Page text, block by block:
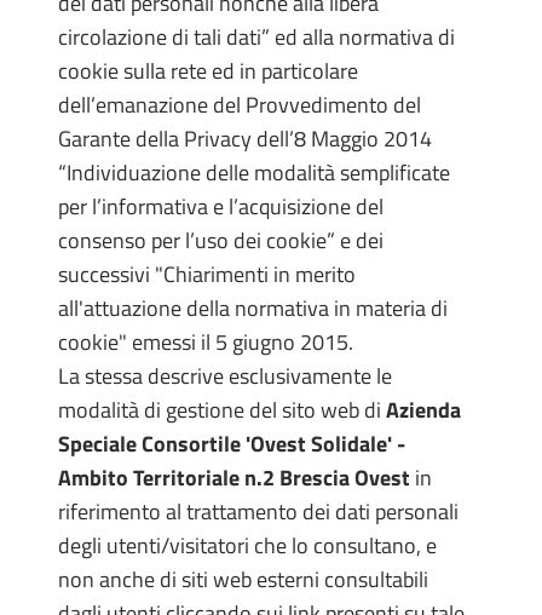
circolazione di tali dati” ed alla normativa di
cookie sulla rete ed in particolare
dell’emanazione del Provvedimento del
Garante della Privacy dell’8 Maggio 2014
“Individuazione delle modalità semplificate
per l’informativa e l’acquisizione del
consenso per l’uso dei cookie” e dei
successivi "Chiarimenti in merito
all'attuazione della normativa in materia di
cookie" emessi il 5 giugno 2015.
La stessa descrive esclusivamente le
modalità di gestione del sito web diAzienda
Speciale Consortile 'Ovest Solidale' -
Ambito Territoriale n.2 Brescia Ovest in
riferimento al trattamento dei dati personali
degli utenti/visitatori che lo consultano, e
non anche di siti web esterni consultabili